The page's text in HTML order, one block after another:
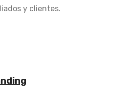
y clientes.